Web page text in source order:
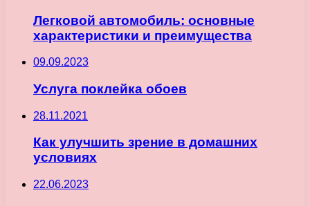
Легковой автомобиль: основные
характеристики и преимущества
09.09.2023
Услуга поклейка обоев
28.11.2021
Как улучшить зрение в домашних
условиях
22.06.2023